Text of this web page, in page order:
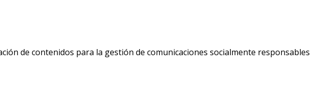
de contenidos para la gestión de comunicaciones socialmente responsables